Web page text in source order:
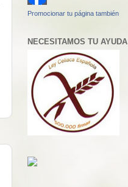
Promocionar tu página también
NECESITAMOS TU AYUDA